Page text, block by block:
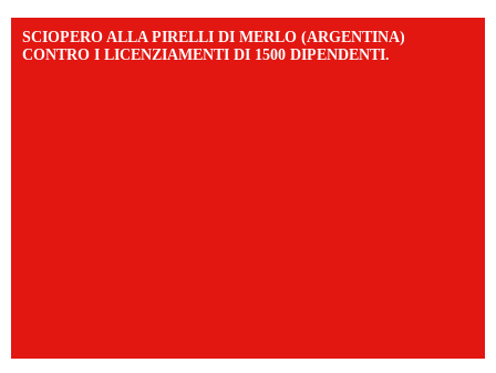
SCIOPERO ALLA PIRELLI DI MERLO (ARGENTINA)
CONTRO I LICENZIAMENTI DI 1500 DIPENDENTI.